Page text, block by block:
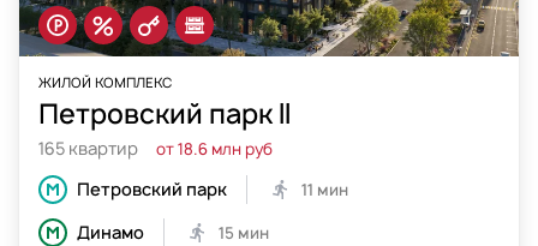
ЖИЛОЙ КОМПЛЕКС
Петровский парк II
165 квартир от 18.6 млн руб
Петровский парк 11 мин
Динамо 15 мин